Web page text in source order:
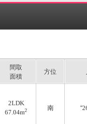
間取
面積
方位
2LDK
67.04m2 南